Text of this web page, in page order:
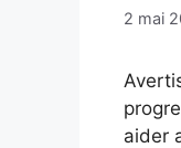
2 mai
aider